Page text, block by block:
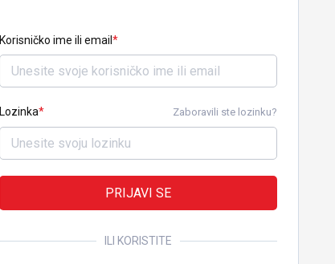
Korisničko ime ili email
Lozinka Zaboravili ste lozinku?
PRIJAVI SE
ILI KORISTITE